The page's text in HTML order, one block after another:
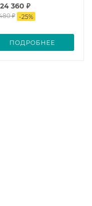
24 360 ₽
₽ -25%
ПОДРОБНЕЕ